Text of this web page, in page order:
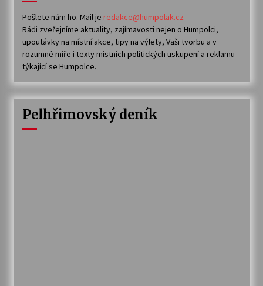
Pošlete nám ho. Mail je redakce@humpolak.cz
Rádi zveřejníme aktuality, zajímavosti nejen o Humpolci,
upoutávky na místní akce, tipy na výlety, Vaši tvorbu a v
rozumné míře i texty místních politických uskupení a reklamu
týkající se Humpolce.
Pelhřimovský deník